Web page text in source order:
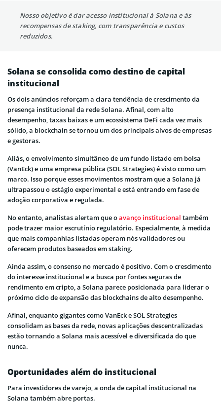
Nosso objetivo é dar acesso institucional à Solana e às
recompensas de staking, com transparência e custos
reduzidos.
Solana se consolida como destino de capital
institucional
Os dois anúncios reforçam a clara tendência de crescimento da
presença institucional da rede Solana. Afinal, com alto
desempenho, taxas baixas e um ecossistema DeFi cada vez mais
sólido, a blockchain se tornou um dos principais alvos de empresas
e gestoras.
Aliás, o envolvimento simultâneo de um fundo listado em bolsa
(VanEck) e uma empresa pública (SOL Strategies) é visto como um
marco. Isso porque esses movimentos mostram que a Solana já
ultrapassou o estágio experimental e está entrando em fase de
adoção corporativa e regulada.
No entanto, analistas alertam que oavanço institucional também
pode trazer maior escrutínio regulatório. Especialmente, à medida
que mais companhias listadas operam nós validadores ou
oferecem produtos baseados em staking.
Ainda assim, o consenso no mercado é positivo. Com o crescimento
do interesse institucional e a busca por fontes seguras de
rendimento em cripto, a Solana parece posicionada para liderar o
próximo ciclo de expansão das blockchains de alto desempenho.
Afinal, enquanto gigantes como VanEck e SOL Strategies
consolidam as bases da rede, novas aplicações descentralizadas
estão tornando a Solana mais acessível e diversificada do que
nunca.
Oportunidades além do institucional
Para investidores de varejo, a onda de capital institucional na
Solana também abre portas.